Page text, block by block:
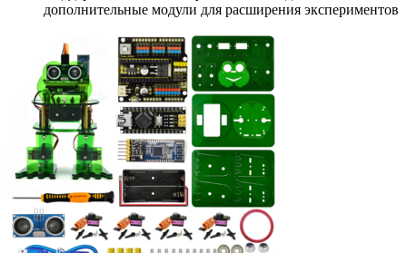
дополнительные модули для расширения экспериментов